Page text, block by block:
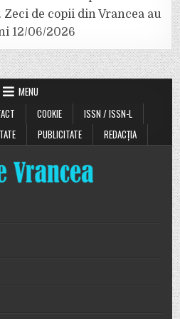
de copii din Vrancea au
12/06/2026
MENU
COOKIE
ISSN / ISSN-L
PUBLICITATE REDACȚIA